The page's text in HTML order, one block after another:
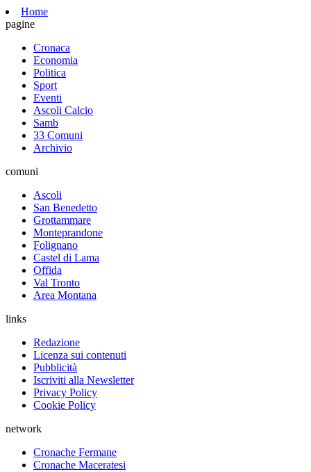
Home
pagine
Cronaca
Economia
Politica
Sport
Eventi
Ascoli Calcio
Samb
33 Comuni
Archivio
comuni
Ascoli
San Benedetto
Grottammare
Monteprandone
Folignano
Castel di Lama
Offida
Val Tronto
Area Montana
links
Redazione
Licenza sui contenuti
Pubblicità
Iscriviti alla Newsletter
Privacy Policy
Cookie Policy
network
Cronache Fermane
Cronache Maceratesi